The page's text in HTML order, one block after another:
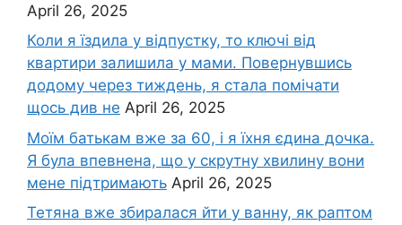
April 26, 2025
Коли я їздила у відпустку, то ключі від
квартири залишила у мами. Повернувшись
додому через тиждень, я стала помічати
щось див не April 26, 2025
Моїм батькам вже за 60, і я їхня єдина дочка.
Я була впевнена, що у скрутну хвилину вони
мене підтримають April 26, 2025
Тетяна вже збиралася йти у ванну, як раптом